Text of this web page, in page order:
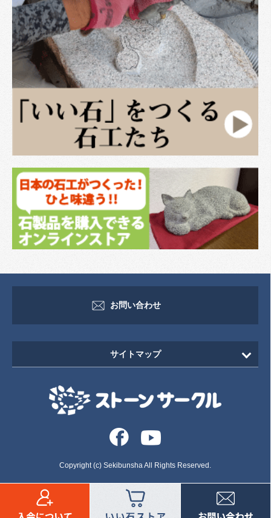
お問い合わせ
サイトマップ
HOME
新着情報
イベント・セミナー情報
いしずえ
お墓・石塔
Copyright (c) Sekibunsha All Rights Reserved.